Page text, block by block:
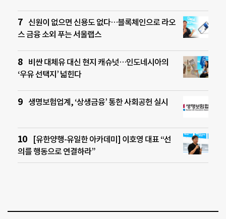
신원이 없으면 신용도 없다…블록체인으로 라오
스 금융 소외 푸는 서울랩스
비싼 대체유 대신 현지 캐슈넛…인도네시아의
‘우유 선택지’ 넓힌다
생명보험업계, ‘상생금융’ 통한 사회공헌 실시
[유한양행-유일한 아카데미] 이호영 대표 “선
의를 행동으로 연결하라”